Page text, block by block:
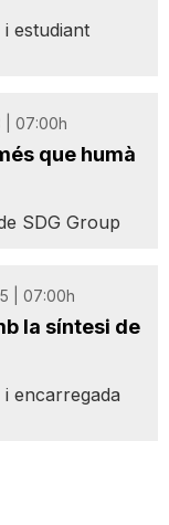
estudiant
| 07:00h
que humà
SDG Group
| 07:00h
la síntesi de
encarregada